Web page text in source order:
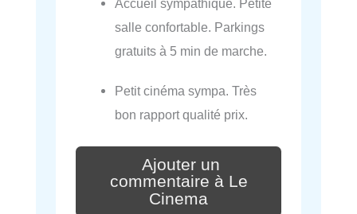
Accueil sympathique. Petite
salle confortable. Parkings
gratuits à 5 min de marche.
Petit cinéma sympa. Très
bon rapport qualité prix.
Ajouter un
commentaire à Le
Cinema